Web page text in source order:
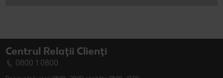
Centrul Relații Clienți
0800 1 0800